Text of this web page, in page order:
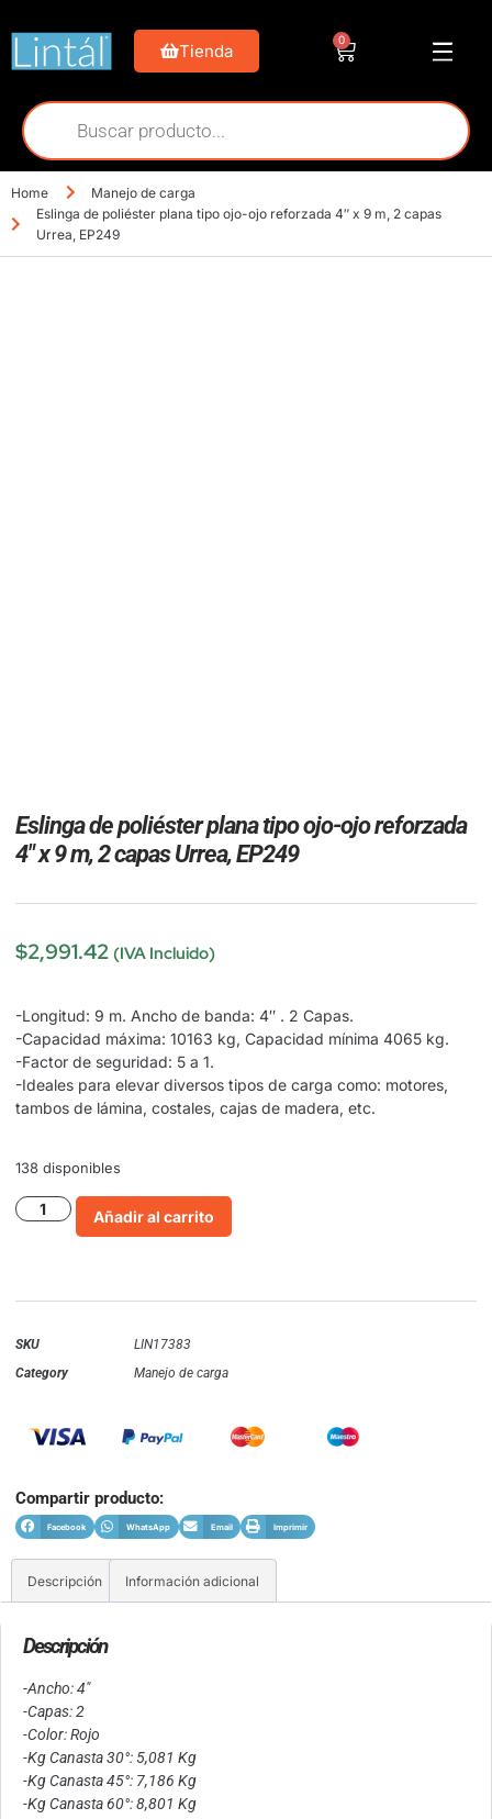
Tienda
0
Home
Manejo de carga
Eslinga de poliéster plana tipo ojo-ojo reforzada 4″ x 9 m, 2 capas
Urrea, EP249
Eslinga de poliéster plana tipo ojo-ojo reforzada
4″ x 9 m, 2 capas Urrea, EP249
$2,991.42 (IVA Incluido)
-Longitud: 9 m. Ancho de banda: 4″ . 2 Capas.
-Capacidad máxima: 10163 kg, Capacidad mínima 4065 kg.
-Factor de seguridad: 5 a 1.
-Ideales para elevar diversos tipos de carga como: motores,
tambos de lámina, costales, cajas de madera, etc.
138 disponibles
Añadir al carrito
SKU
LIN17383
Category
Manejo de carga
Compartir producto:
Facebook WhatsApp Email Imprimir
Descripción Información adicional
Descripción
-Ancho: 4″
-Capas: 2
-Color: Rojo
-Kg Canasta 30°: 5,081 Kg
-Kg Canasta 45°: 7,186 Kg
-Kg Canasta 60°: 8,801 Kg